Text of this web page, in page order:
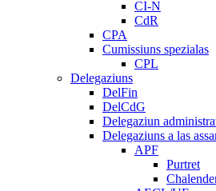
CI-N
CdR
CPA
Cumissiuns spezialas
CPL
Delegaziuns
DelFin
DelCdG
Delegaziun
Delegaziuns a las
APF
Purtret